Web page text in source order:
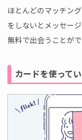
ほとんどのマッチン
をしないとメッセー
無料で出会うことがで
カードを使って